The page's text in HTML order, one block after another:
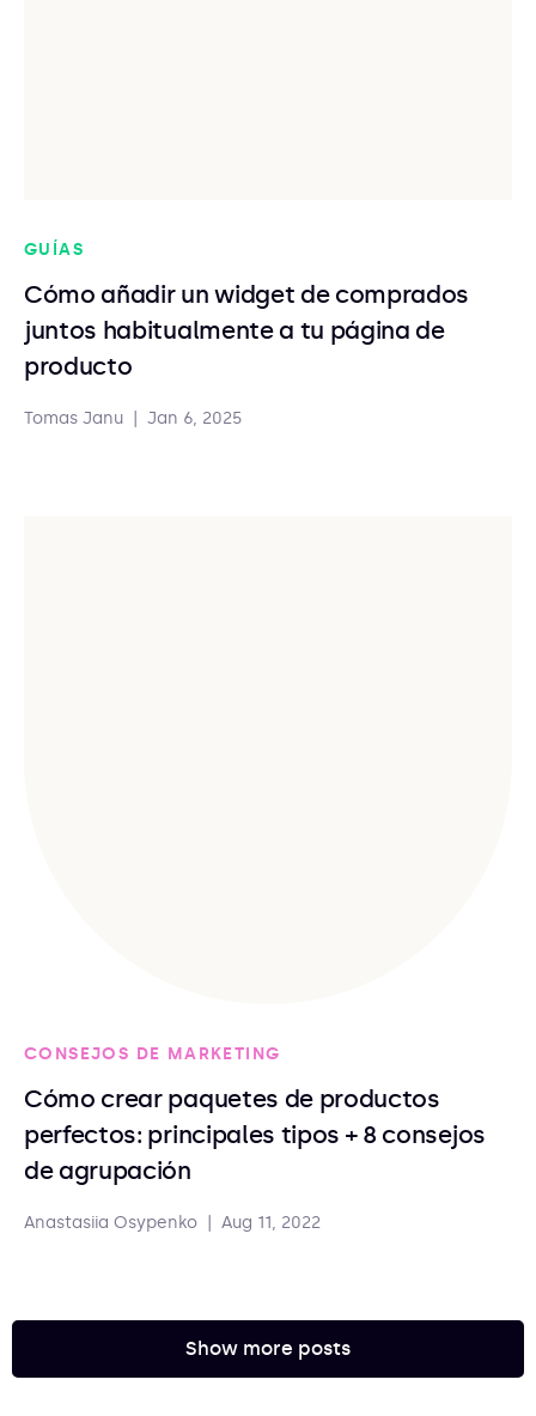
GUÍAS
Cómo añadir un widget de comprados
juntos habitualmente a tu página de
producto
Tomas Janu Jan 6, 2025
CONSEJOS DE MARKETING
Cómo crear paquetes de productos
perfectos: principales tipos + 8 consejos
de agrupación
Anastasiia Osypenko Aug 11, 2022
Show more posts